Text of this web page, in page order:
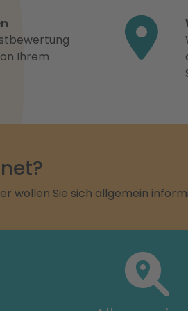
Ihrem
wollen Sie sich allgemein